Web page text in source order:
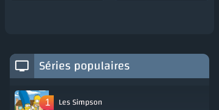
Séries populaires
Les Simpson